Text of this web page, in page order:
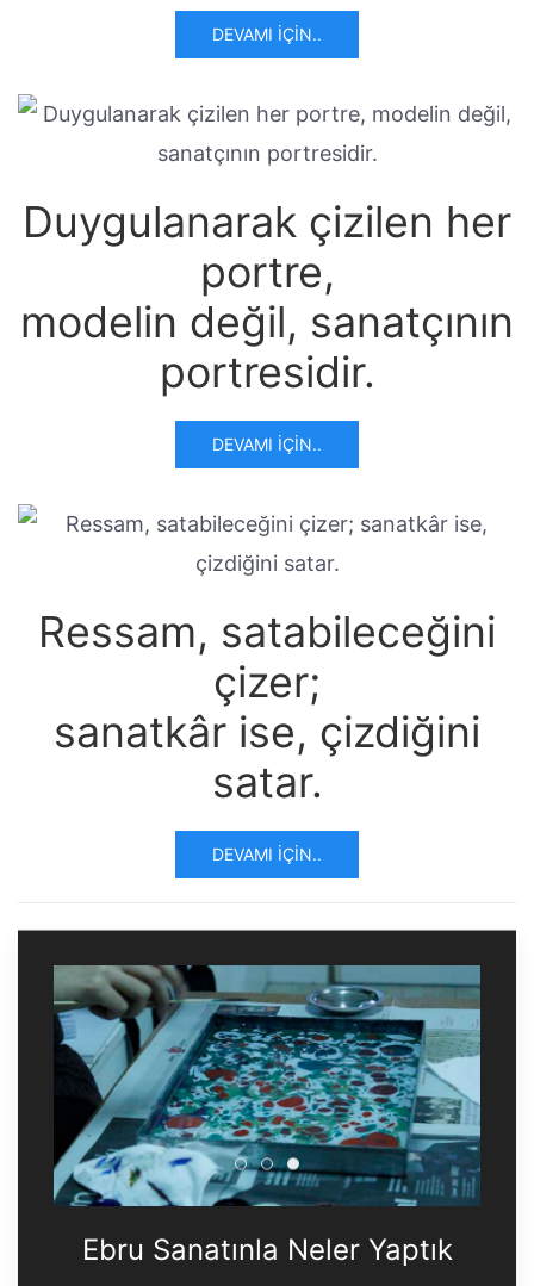
DEVAMI İÇIN..
Duygulanarak çizilen her
portre,
modelin değil, sanatçının
portresidir.
DEVAMI İÇIN..
Ressam, satabileceğini
çizer;
sanatkâr ise, çizdiğini
satar.
DEVAMI İÇIN..
Ebru Sanatınla Neler Yaptık
Ebru Sanatınla Neler
Ebru Sanatınla Neler
Ebru Sanatınla Neler Yaptık